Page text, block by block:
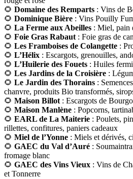
🌻 Domaine des Remparts : Vins de
🌻 Dominique Bière : Vins Pouilly
🌻 La Ferme aux Abeilles : Miel, pain
🌻 Foie Gras Rabaut : Foie gras de
🌻 Les Framboises de Colangette :
🌻 L’Hélix : Escargots, grenouilles,
🌻 L’Huilerie des Fouets : Huiles
🌻 Les Jardins de la Croisière :
🌻 Le Jardin des Thorains :
chanvre, produits Bio transformés,
🌻 Maison Billot : Escargots de
🌻 Maison Manlène : Popcorns,
🌻 EARL de La Maiterie : Poulets,
rillettes, confitures, paniers cadeaux
🌻 Miel de l’Yonne : Miels et dérivés,
🌻 GAEC du Val d’Auré :
fromage blanc
🌻 GAEC des Vins Vieux : Vins de
et Tonnerre